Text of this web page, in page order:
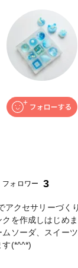
フォロワー 3
アクセサリーづく
を作成しはじめま
ソーダ、スイー
す(*^^*)